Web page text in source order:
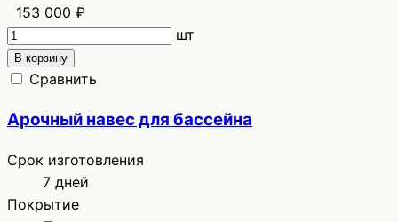
153 000 ₽
шт
В корзину
Сравнить
Арочный навес для бассейна
Срок изготовления
7 дней
Покрытие